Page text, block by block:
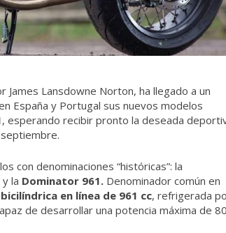
James Lansdowne Norton, ha llegado a un
España y Portugal sus nuevos modelos
, esperando recibir pronto la deseada
con denominaciones “históricas”: la
la Dominator 961. Denominador común en
en línea de 961 cc, refrigerada
de desarrollar una potencia máxima de 80